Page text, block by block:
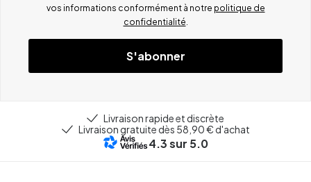
vos informations conformément à notre politique de
confidentialité
S'abonner
Livraison rapide et discrète
Livraison gratuite dès 58,90 € d'achat
4.3sur 5.0